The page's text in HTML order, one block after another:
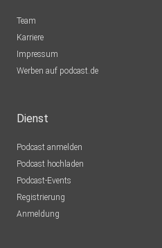
Team
Karriere
Impressum
Werben auf podcast.de
Dienst
Podcast anmelden
Podcast hochladen
Podcast-Events
Registrierung
Anmeldung